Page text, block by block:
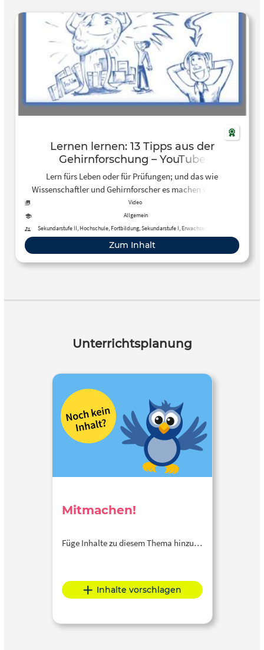
Lernen lernen: 13 Tipps aus der
Gehirnforschung – YouTube
Lern fürs Leben oder für Prüfungen; und das wie
Wissenschaftler und Gehirnforscher es machen würden.
Video
Allgemein
Sekundarstufe II, Hochschule, Fortbildung, Sekundarstufe I, Erwachsenenbildung
Zum Inhalt
Unterrichtsplanung
Mitmachen!
Füge Inhalte zu diesem Thema hinzu…
Inhalte vorschlagen